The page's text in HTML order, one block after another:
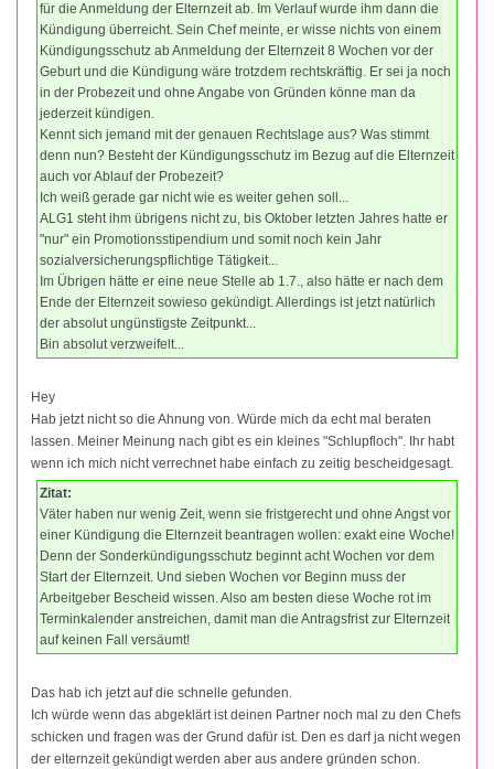
für die Anmeldung der Elternzeit ab. Im Verlauf wurde ihm dann die
Kündigung überreicht. Sein Chef meinte, er wisse nichts von einem
Kündigungsschutz ab Anmeldung der Elternzeit 8 Wochen vor der
Geburt und die Kündigung wäre trotzdem rechtskräftig. Er sei ja noch
in der Probezeit und ohne Angabe von Gründen könne man da
jederzeit kündigen.
Kennt sich jemand mit der genauen Rechtslage aus? Was stimmt
denn nun? Besteht der Kündigungsschutz im Bezug auf die Elternzeit
auch vor Ablauf der Probezeit?
Ich weiß gerade gar nicht wie es weiter gehen soll...
ALG1 steht ihm übrigens nicht zu, bis Oktober letzten Jahres hatte er
"nur" ein Promotionsstipendium und somit noch kein Jahr
sozialversicherungspflichtige Tätigkeit...
Im Übrigen hätte er eine neue Stelle ab 1.7., also hätte er nach dem
Ende der Elternzeit sowieso gekündigt. Allerdings ist jetzt natürlich
der absolut ungünstigste Zeitpunkt...
Bin absolut verzweifelt...
Hey
Hab jetzt nicht so die Ahnung von. Würde mich da echt mal beraten
lassen. Meiner Meinung nach gibt es ein kleines "Schlupfloch". Ihr habt
wenn ich mich nicht verrechnet habe einfach zu zeitig bescheidgesagt.
Zitat:
Väter haben nur wenig Zeit, wenn sie fristgerecht und ohne Angst vor
einer Kündigung die Elternzeit beantragen wollen: exakt eine Woche!
Denn der Sonderkündigungsschutz beginnt acht Wochen vor dem
Start der Elternzeit. Und sieben Wochen vor Beginn muss der
Arbeitgeber Bescheid wissen. Also am besten diese Woche rot im
Terminkalender anstreichen, damit man die Antragsfrist zur Elternzeit
auf keinen Fall versäumt!
Das hab ich jetzt auf die schnelle gefunden.
Ich würde wenn das abgeklärt ist deinen Partner noch mal zu den Chefs
schicken und fragen was der Grund dafür ist. Den es darf ja nicht wegen
der elternzeit gekündigt werden aber aus andere gründen schon.